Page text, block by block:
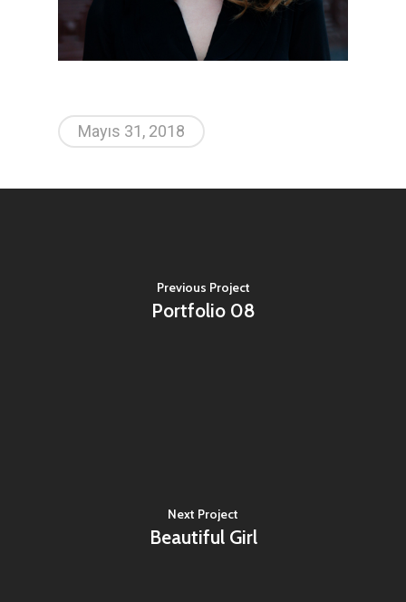
Mayıs 31, 2018
Previous Project
Portfolio 08
Next Project
Beautiful Girl